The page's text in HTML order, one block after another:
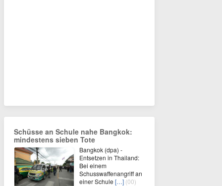
Schüsse an Schule nahe Bangkok:
mindestens sieben Tote
Bangkok (dpa) -
Entsetzen in Thailand:
Bei einem
Schusswaffenangriff an
einer Schule […] (00)